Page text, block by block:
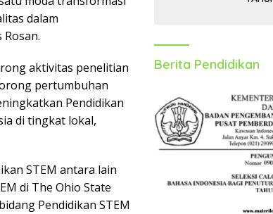
dalam
aktivitas penelitian
pertumbuhan
Pendidikan
di tingkat lokal,
STEM antara lain
di The Ohio State
Pendidikan STEM
Berita Pendidikan